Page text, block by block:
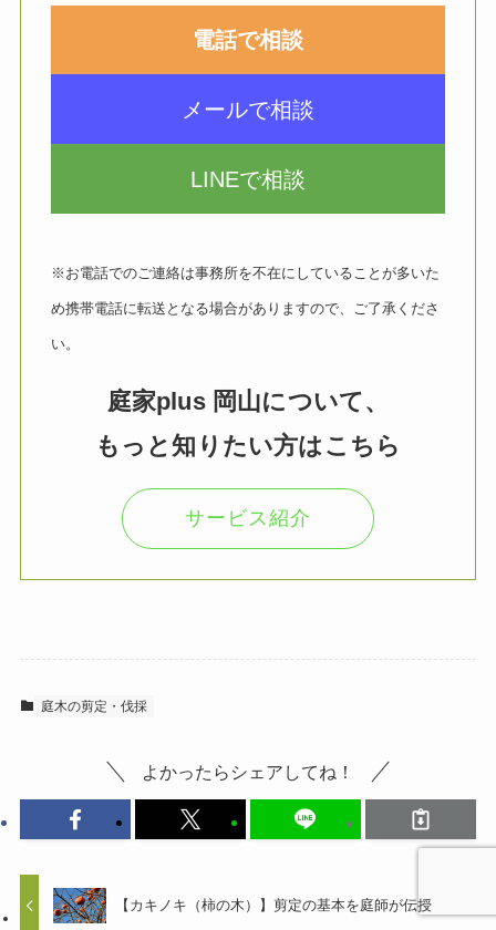
電話で相談
メールで相談
LINEで相談
※お電話でのご連絡は事務所を不在にしていることが多いた
め携帯電話に転送となる場合がありますので、ご了承くださ
い。
庭家plus 岡山について、
もっと知りたい方はこちら
サービス紹介
庭木の剪定・伐採
よかったらシェアしてね！
【カキノキ（柿の木）】剪定の基本を庭師が伝授